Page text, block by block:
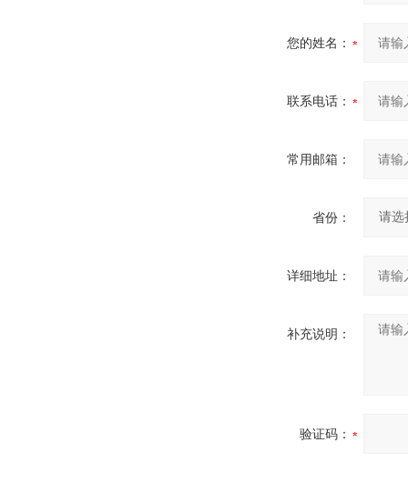
您的姓名：
联系电话：
常用邮箱：
省份：
详细地址：
补充说明：
验证码：